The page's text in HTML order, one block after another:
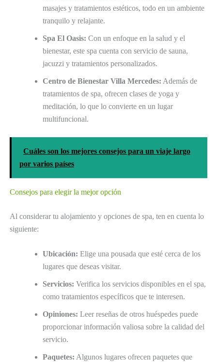
masajes y tratamientos estéticos, todo en un ambiente
tranquilo y relajante.
Spa El Oasis: Con un enfoque en la salud y el
bienestar, este spa cuenta con servicio de sauna,
jacuzzi y tratamientos personalizados.
Centro de Bienestar Villa Mercedes: Además de
tratamientos de spa, ofrecen clases de yoga y
meditación, lo que lo convierte en un lugar
multifuncional.
Cuáles son los mejores consejos para un viaje largo
por varios países
Consejos para elegir la mejor opción
Al considerar tu alojamiento y opciones de spa, ten en cuenta lo
siguiente:
Ubicación: Elige una pousada que esté cerca de los
lugares que deseas visitar.
Servicios: Verifica los servicios disponibles en el spa,
como tratamientos específicos que te interesen.
Opiniones: Leer reseñas de otros huéspedes puede
proporcionar información valiosa sobre la calidad del
servicio.
Paquetes: Algunos lugares ofrecen paquetes que